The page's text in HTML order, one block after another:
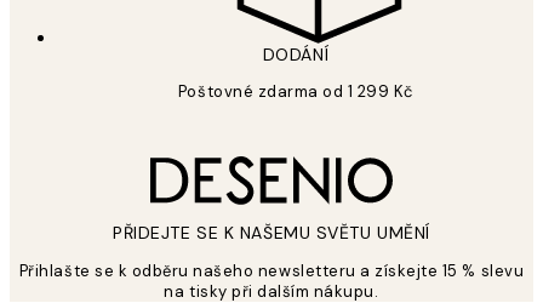
DODÁNÍ
Poštovné zdarma od 1 299 Kč
PŘIDEJTE SE K NAŠEMU SVĚTU UMĚNÍ
Přihlašte se k odběru našeho newsletteru a získejte 15 % slevu
na tisky při dalším nákupu.